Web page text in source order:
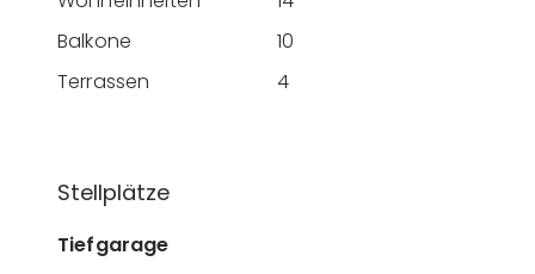
Balkone
10
Terrassen
4
Stellplätze
Tiefgarage